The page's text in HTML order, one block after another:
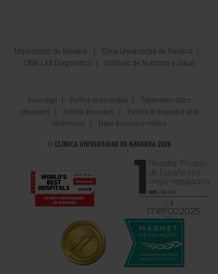
Universidad de Navarra
Cima Universidad de Navarra
CIMA LAB Diagnostics
Instituto de Nutrición y Salud
Aviso legal Política de privacidad
Tratamiento datos
personales
Política de cookies
Política de Seguridad de la
Información
Mapa diccionario médico
© CLÍNICA UNIVERSIDAD DE NAVARRA 2026